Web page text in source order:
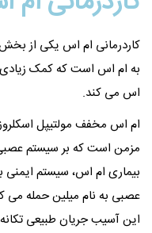
کاردرمانی ام اس یکی از بخش
به ام اس است که کمک زیادی
اس می کند.
ام اس مخفف مولتیپل
مزمن است که بر سیستم عصبی
بیماری ام اس، سیستم
عصبی به نام میلین حمله می
این آسیب جریان طبیعی